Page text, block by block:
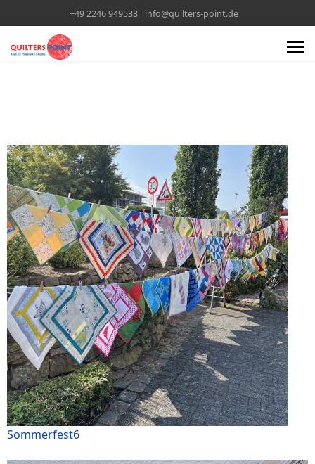
+49 2246 949533 info@quilters-point.de
Sommerfest6